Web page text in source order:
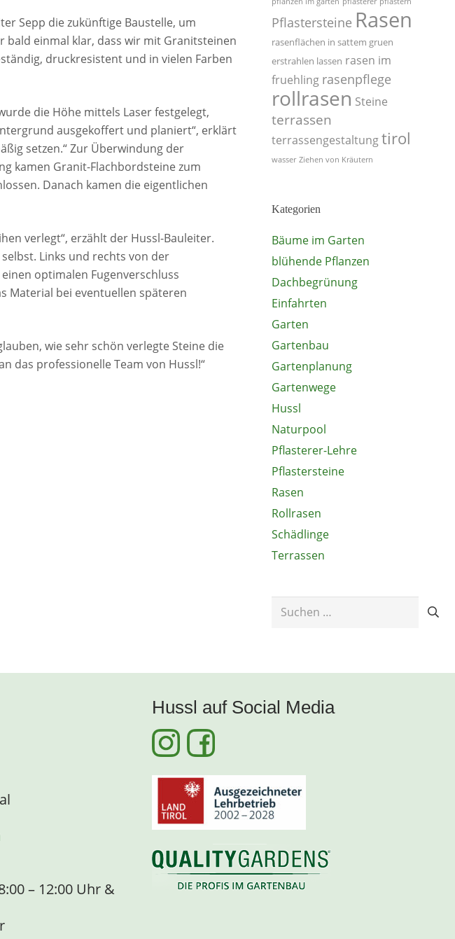
Sepp die zukünftige Baustelle, um
bald einmal klar, dass wir mit Granitsteinen
druckresistent und in vielen Farben
die Höhe mittels Laser festgelegt,
ausgekoffert und planiert“, erklärt
setzen.“ Zur Überwindung der
kamen Granit-Flachbordsteine zum
Danach kamen die eigentlichen
verlegt“, erzählt der Hussl-Bauleiter.
Links und rechts von der
optimalen Fugenverschluss
Material bei eventuellen späteren
wie sehr schön verlegte Steine die
das professionelle Team von Hussl!“
Pflastersteine Rasen
rasenflächen in sattem gruen
erstrahlen lassen rasen im
fruehling rasenpflege
rollrasen Steine
terrassen
terrassengestaltungtirol
wasser Ziehen von Kräutern
Kategorien
Bäume im Garten
blühende Pflanzen
Dachbegrünung
Einfahrten
Garten
Gartenbau
Gartenplanung
Gartenwege
Hussl
Naturpool
Pflasterer-Lehre
Pflastersteine
Rasen
Rollrasen
Schädlinge
Terrassen
Suchen
– 12:00 Uhr &
Hussl auf Social Media